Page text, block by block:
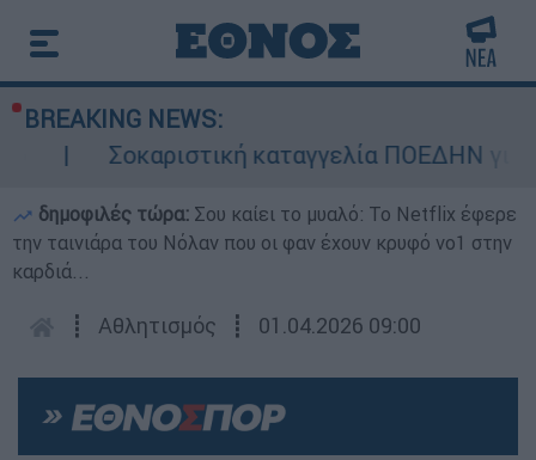
BREAKING NEWS:
Σοκαριστική καταγγελία ΠΟΕΔΗΝ για
δημοφιλές τώρα: Σου καίει το μυαλό: Το Netflix έφερε
την ταινιάρα του Νόλαν που οι φαν έχουν κρυφό νο1 στην
καρδιά...
┋ Αθλητισμός ┋ 01.04.2026 09:00